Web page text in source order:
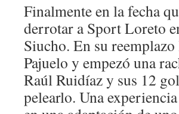
Finalmente en la fecha
derrotar a Sport Loreto
Siucho. En su
Pajuelo y empezó una
Raúl Ruidíaz y sus 12
pelearlo. Una